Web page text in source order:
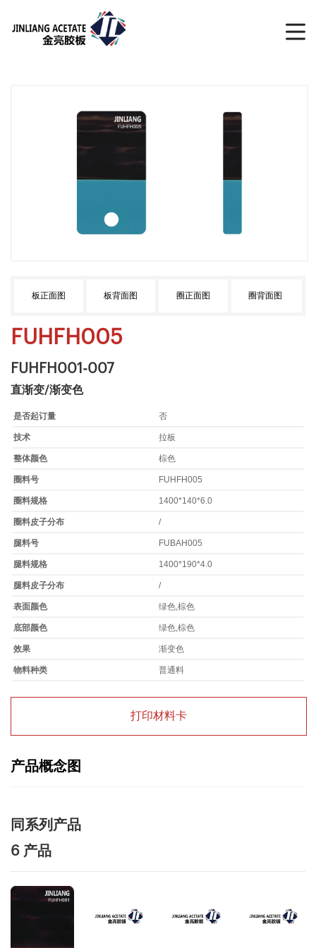
板正面图 板背面图 圈正面图 圈背面图
FUHFH005
FUHFH001-007
直渐变/渐变色
是否起订量 否
技术 拉板
整体颜色 棕色
圈料号 FUHFH005
圈料规格 1400*140*6.0
圈料皮子分布 /
腿料号 FUBAH005
腿料规格 1400*190*4.0
腿料皮子分布 /
表面颜色 绿色,棕色
底部颜色 绿色,棕色
效果 渐变色
物料种类 普通料
打印材料卡
产品概念图
同系列产品
6 产品